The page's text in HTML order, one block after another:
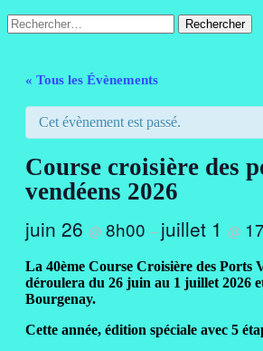
Rechercher :
« Tous les Évènements
Cet évènement est passé.
Course croisière des
vendéens 2026
juin 26 @ 8h00 –juillet 1 @
La 40ème Course Croisière des Ports
déroulera du 26 juin au 1 juillet 2026
Bourgenay.
Cette année, édition spéciale avec 5